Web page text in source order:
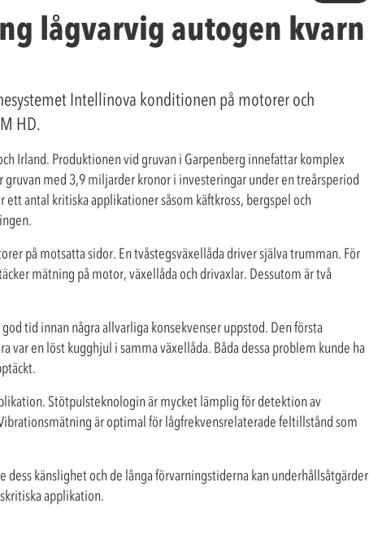
lågvarvig autogen kvarn
Intellinova konditionen på motorer och
HD.
Irland. Produktionen vid gruvan i Garpenberg innefattar komplex
med 3,9 miljarder kronor i investeringar under en treårsperiod
antal kritiska applikationer såsom käftkross, bergspel och
på motsatta sidor. En tvåstegsväxellåda driver själva trumman. För
mätning på motor, växellåda och drivaxlar. Dessutom är två
tid innan några allvarliga konsekvenser uppstod. Den första
var en löst kugghjul i samma växellåda. Båda dessa problem kunde ha
Stötpulsteknologin är mycket lämplig för detektion av
är optimal för lågfrekvensrelaterade feltillstånd som
känslighet och de långa förvarningstiderna kan underhållsåtgärder
applikation.